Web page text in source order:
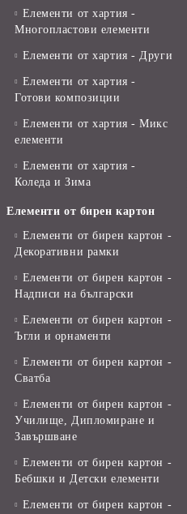
Елементи от хартия -
Многопластови елементи
Елементи от хартия - Други
Елементи от хартия -
Готови композиции
Елементи от хартия - Микс
елементи
Елементи от хартия -
Коледа и Зима
Елементи от бирен картон
Елементи от бирен картон -
Декоративни рамки
Елементи от бирен картон -
Надписи на български
Елементи от бирен картон -
Ъгли и орнаменти
Елементи от бирен картон -
Сватба
Елементи от бирен картон -
Училище, Дипломиране и
Завършване
Елементи от бирен картон -
Бебшки и Детски елементи
Елементи от бирен картон -